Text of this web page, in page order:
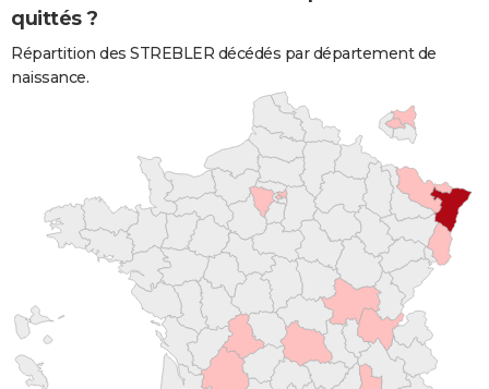
quittés ?
Répartition des STREBLER décédés par département de
naissance.